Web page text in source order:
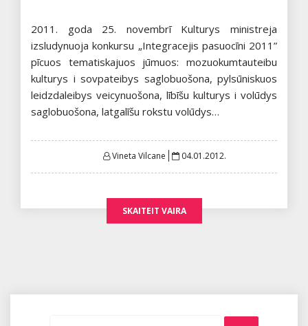
2011. goda 25. novembrī Kulturys ministreja
izsludynuoja konkursu „Integracejis pasuocīni 2011”
pīcuos tematiskajuos jūmuos: mozuokumtauteibu
kulturys i sovpateibys saglobuošona, pylsūniskuos
leidzdaleibys veicynuošona, lībīšu kulturys i volūdys
saglobuošona, latgalīšu rokstu volūdys…
Vineta Vilcane
Posted
04.01.2012.
SKAITEIT VAIRA